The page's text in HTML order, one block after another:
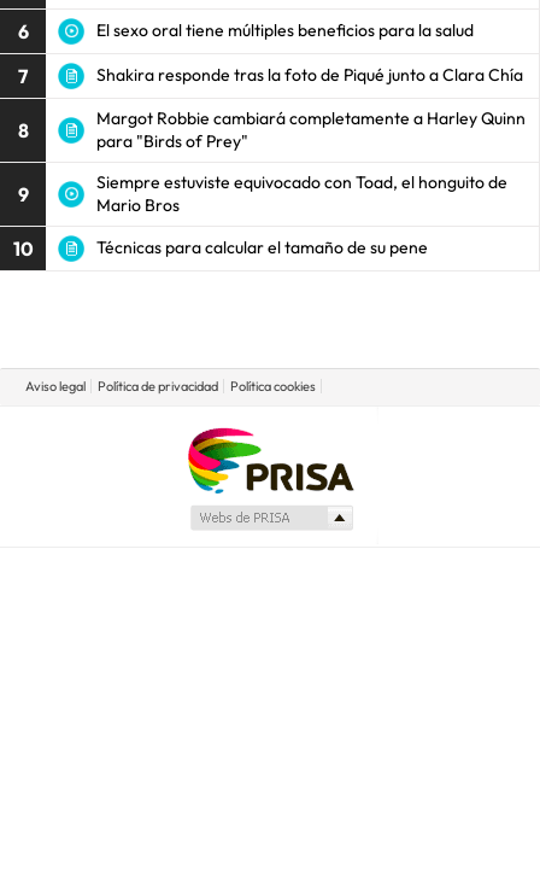
6 El sexo oral tiene múltiples beneficios para la salud
7 Shakira responde tras la foto de Piqué junto a Clara Chía
8
Margot Robbie cambiará completamente a Harley Quinn
para "Birds of Prey"
9
Siempre estuviste equivocado con Toad, el honguito de
Mario Bros
10 Técnicas para calcular el tamaño de su pene
Aviso legal Política de privacidad Política cookies